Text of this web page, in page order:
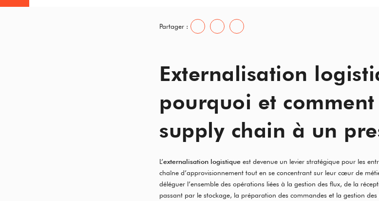
Partager :
Externalisation
pourquoi et
supply chain à un
L’externalisation logistique est devenue un levier stratégique pour les
chaîne d’approvisionnement tout en se concentrant sur leur cœur de
déléguer l’ensemble des opérations liées à la gestion des flux, de la
passant par le stockage, la préparation des commandes et la gestion des